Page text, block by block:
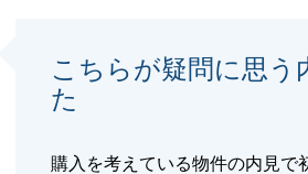
こちらが疑問に思う
た
購入を考えている物件の内見で